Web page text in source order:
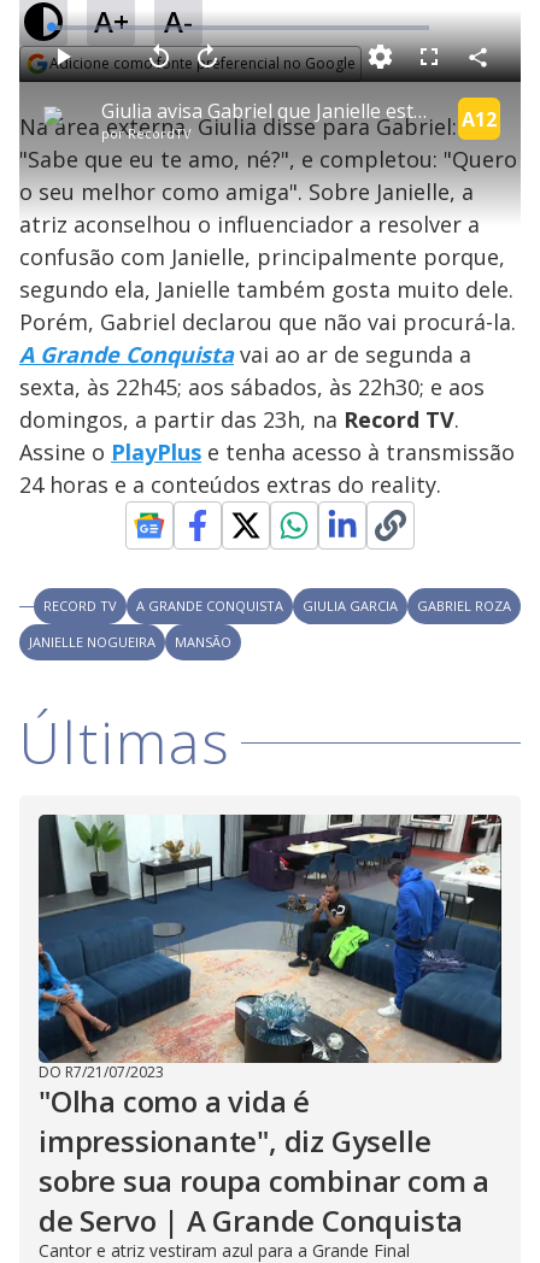
A+ A-
Adicione como fonte preferencial no Google
P
l
a
y
V
i
d
e
Giulia avisa Gabriel que Janielle está chateada com ele: "Te ama muito" | A Grande Conquista
porRecordTV
A12
P V
t
a
r
1
0
e
g
n
d
s
A
n
ç
a
1
s
e
u
n
d
o
s
M
u
d
L
o
a
d
e
:
2
.
6
6
%
F
s
c
e
n
C
o
m
p
a
i
l
Na área externa, Giulia disse para Gabriel:
"Sabe que eu te amo, né?", e completou: "Quero
o seu melhor como amiga". Sobre Janielle, a
atriz aconselhou o influenciador a resolver a
confusão com Janielle, principalmente porque,
segundo ela, Janielle também gosta muito dele.
Porém, Gabriel declarou que não vai procurá-la.
A Grande Conquistavai ao ar de segunda a
sexta, às 22h45; aos sábados, às 22h30; e aos
domingos, a partir das 23h, na Record TV.
Assine o PlayPlus e tenha acesso à transmissão
24 horas e a conteúdos extras do reality.
RECORD TV A GRANDE CONQUISTA GIULIA GARCIA
GABRIEL ROZA
JANIELLE NOGUEIRA
MANSÃO
Últimas
DO R7/21/07/2023
"Olha como a vida é
impressionante", diz Gyselle
sobre sua roupa combinar com a
de Servo | A Grande Conquista
Cantor e atriz vestiram azul para a Grande Final